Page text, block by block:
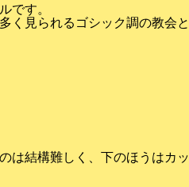
です。
く見られるゴシック調の教会
は結構難しく、下のほうはカ